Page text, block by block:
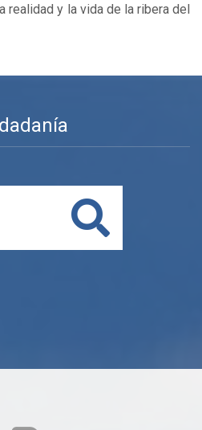
realidad y la vida de la ribera del
Buscar